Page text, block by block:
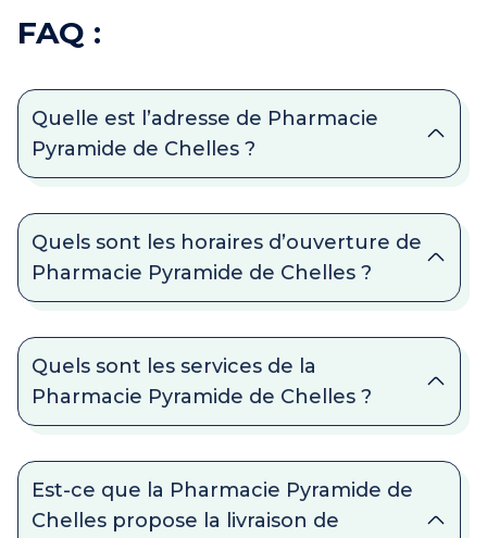
FAQ :
Quelle est l’adresse de Pharmacie
Pyramide de Chelles ?
Quels sont les horaires d’ouverture de
Pharmacie Pyramide de Chelles ?
Quels sont les services de la
Pharmacie Pyramide de Chelles ?
Est-ce que la Pharmacie Pyramide de
Chelles propose la livraison de